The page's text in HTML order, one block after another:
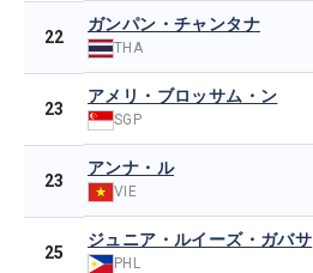
22
ガンパン・チャンタナ
THA
23
アメリ・ブロッサム・ン
SGP
23
アンナ・ル
VIE
25
ジュニア・ルイーズ・ガバサ
PHL